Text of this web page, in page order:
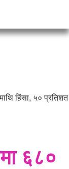
हिंसा, ५० प्रतिशत
६८०